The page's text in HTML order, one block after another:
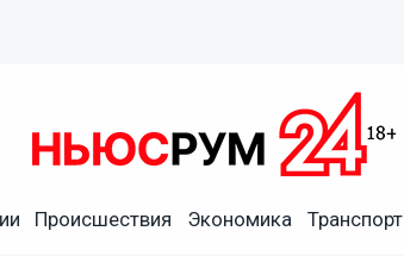
Происшествия Экономика Транспорт
вернули